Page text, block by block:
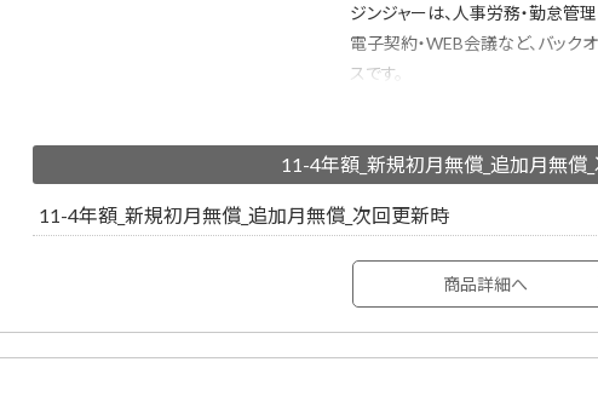
ジンジャーは、人事労務・勤怠管
電子契約・WEB会議など、バック
スです。
バックオフィスに関わるすべての
給与計算、月変算定、賞与計算、
入サポート
※ジンジャー製品初回契約時のみ
11-4年額_新規初月無償_追加月無償
11-4年額_新規初月無償_追加月無償_次回更新時
商品詳細へ